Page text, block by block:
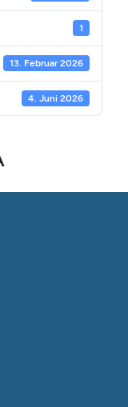
1
13. Februar 2026
4. Juni 2026